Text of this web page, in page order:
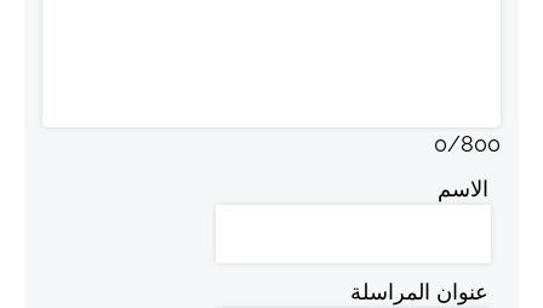
0/800
الاسم
عنوان المراسلة